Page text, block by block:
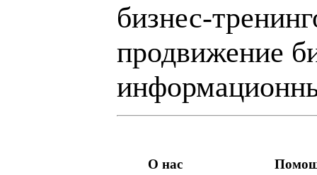
бизнес-
продвижение
О нас